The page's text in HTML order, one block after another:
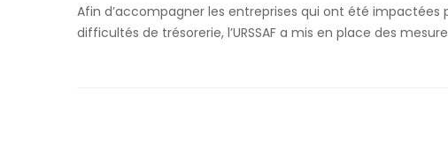
Afin d’accompagner les entreprises qui ont été
difficultés de trésorerie, l’URSSAF a mis en place des